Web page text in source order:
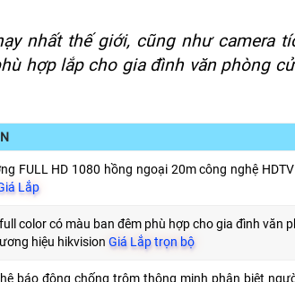
nhất thế giới, cũng như camera
hợp lắp cho gia đình văn phòng
FULL HD 1080 hồng ngoại 20m công nghệ
Lắp
color có màu ban đêm phù hợp cho gia đình văn
hiệu hikvision Giá Lắp trọn bộ
báo động chống trộm thông minh phân biệt